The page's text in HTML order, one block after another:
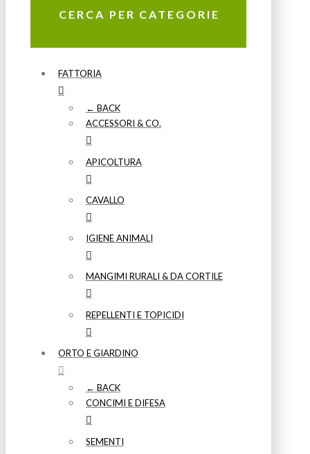
CERCA PER CATEGORIE
FATTORIA
← BACK
ACCESSORI & CO.
APICOLTURA
CAVALLO
IGIENE ANIMALI
MANGIMI RURALI & DA CORTILE
REPELLENTI E TOPICIDI
ORTO E GIARDINO
← BACK
CONCIMI E DIFESA
SEMENTI